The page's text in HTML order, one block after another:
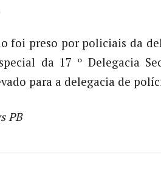
foi preso por policiais da
da 17 º Delegacia
para a delegacia de
PB